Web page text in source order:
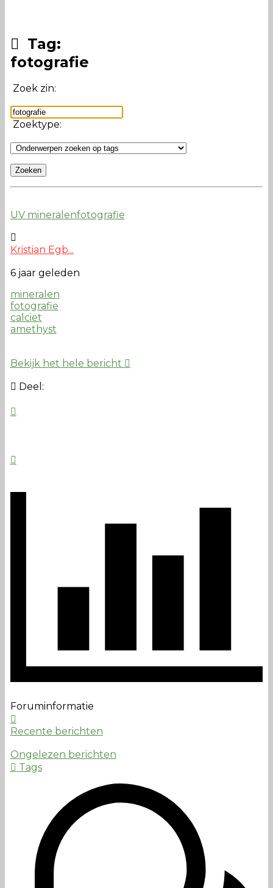
Tag:
fotografie
Zoek zin:
Zoektype:
UV mineralenfotografie
Kristian Egb...
6 jaar geleden
mineralen
fotografie
calciet
amethyst
Bekijk het hele bericht
Deel:
Foruminformatie
Recente berichten
Ongelezen berichten
Tags